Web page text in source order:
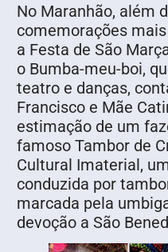
No Maranhão, além
comemorações
a Festa de São
o Bumba-meu-boi,
teatro e danças,
Francisco e Mãe
estimação de um
famoso Tambor de
Cultural Imaterial,
conduzida por
marcada pela
devoção a São